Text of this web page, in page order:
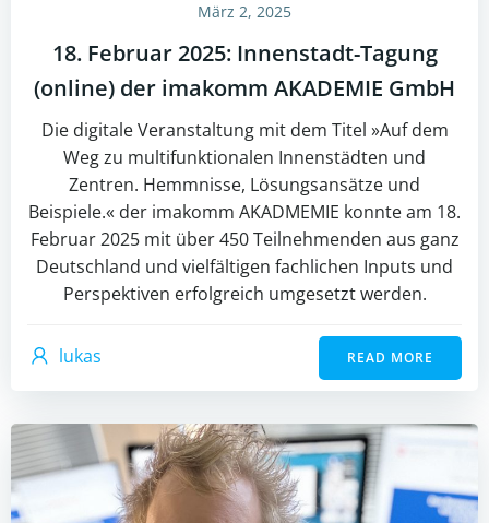
März 2, 2025
18. Februar 2025: Innenstadt-Tagung
(online) der imakomm AKADEMIE GmbH
Die digitale Veranstaltung mit dem Titel »Auf dem
Weg zu multifunktionalen Innenstädten und
Zentren. Hemmnisse, Lösungsansätze und
Beispiele.« der imakomm AKADMEMIE konnte am 18.
Februar 2025 mit über 450 Teilnehmenden aus ganz
Deutschland und vielfältigen fachlichen Inputs und
Perspektiven erfolgreich umgesetzt werden.
lukas READ MORE